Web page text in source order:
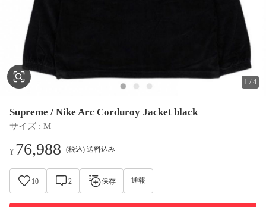
1 /4
Supreme / Nike Arc Corduroy Jacket black
サイズ : M
¥76,988 (税込) 送料込み
10 2 保存 通報